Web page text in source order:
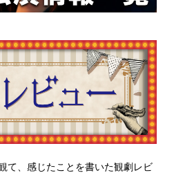
て、感じたことを書いた観劇レビ